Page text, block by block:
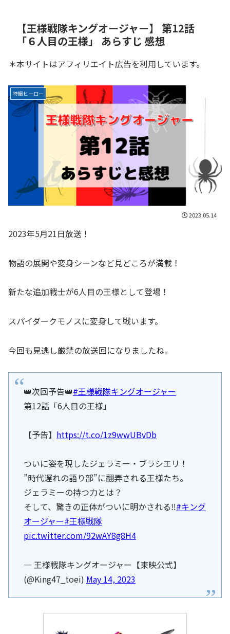
【王様戦隊キングオージャー】 第12話
「６人目の王様」 あらすじ 感想
＊本サイトはアフィリエイト広告を利用しています。
特撮ヒーロー
2023.05.14
2023年5月21日放送！
物語の展開や変身シーンなど見どころが満載！
新たな追加戦士が6人目の王様として登場！
スパイダークモノスに変身して戦います。
今回も見逃し厳禁の放送回になりましたね。
👑次回予告👑#王様戦隊キングオージャー
第12話「6人目の王様」
【予告】 https://t.co/1z9wwUBvDb
ついに姿を現したジェラミー・ブラシエリ！
”時代遅れの語り部”に翻弄される王様たち。
ジェラミーの持つ力とは？
そして、驚きの正体がついに明かされる‼#キング
オージャー#王様戦隊
pic.twitter.com/92wAY8g8H4
— 王様戦隊キングオージャー【東映公式】
(@King47_toei) May 14, 2023